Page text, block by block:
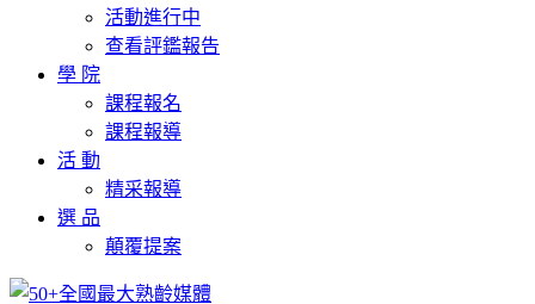
活動進行中
查看評鑑報告
學 院
課程報名
課程報導
活 動
精采報導
選 品
顛覆提案